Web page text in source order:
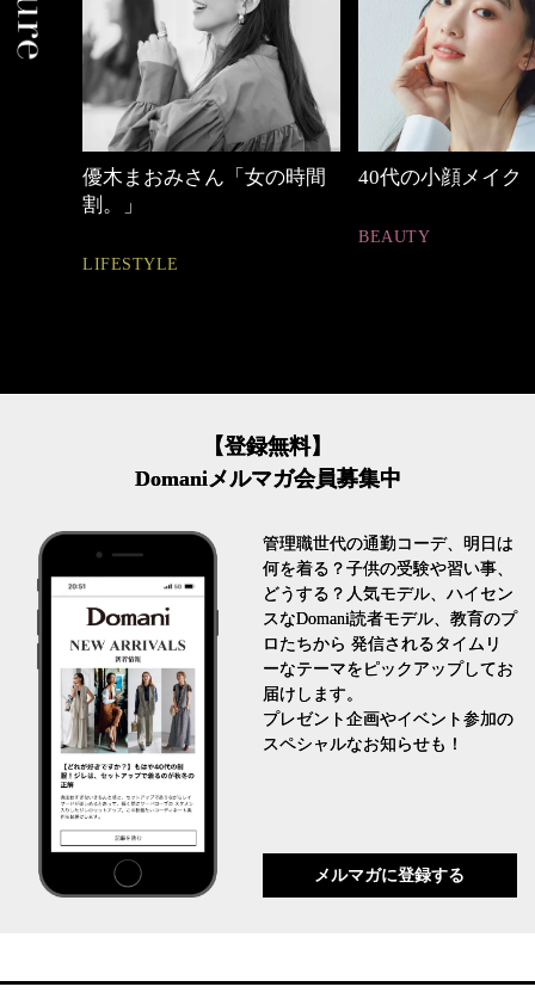
優木まおみさん「女の時間
割。」
LIFESTYLE
40代の小顔メイク
BEAUTY
【登録無料】
Domaniメルマガ会員募集中
管理職世代の通勤コーデ、明日は
何を着る？子供の受験や習い事、
どうする？人気モデル、ハイセン
スなDomani読者モデル、教育のプ
ロたちから 発信されるタイムリ
ーなテーマをピックアップしてお
届けします。
プレゼント企画やイベント参加の
スペシャルなお知らせも！
メルマガに登録する